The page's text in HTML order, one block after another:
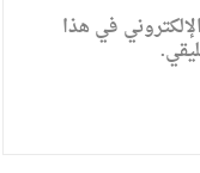
في هذا